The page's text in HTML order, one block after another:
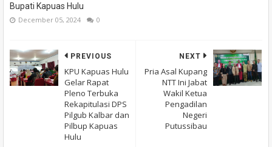
Bupati Kapuas Hulu
December 05, 2024 0
NEXT
Pria Asal Kupang
NTT Ini Jabat
Wakil Ketua
Pengadilan
Negeri
Putussibau
PREVIOUS
KPU Kapuas Hulu
Gelar Rapat
Pleno Terbuka
Rekapitulasi DPS
Pilgub Kalbar dan
Pilbup Kapuas
Hulu